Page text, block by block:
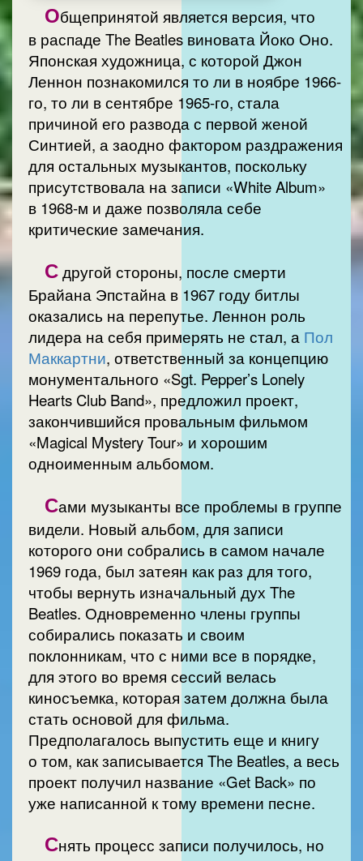
Общепринятой является версия, что
в распаде The Beatles виновата Йоко Оно.
Японская художница, с которой Джон
Леннон познакомился то ли в ноябре 1966-
го, то ли в сентябре 1965-го, стала
причиной его развода с первой женой
Синтией, а заодно фактором раздражения
для остальных музыкантов, поскольку
присутствовала на записи «White Album»
в 1968-м и даже позволяла себе
критические замечания.
Сдругой стороны, после смерти
Брайана Эпстайна в 1967 году битлы
оказались на перепутье. Леннон роль
лидера на себя примерять не стал, а Пол
Маккартни, ответственный за концепцию
монументального «Sgt. Pepper’s Lonely
Hearts Club Band», предложил проект,
закончившийся провальным фильмом
«Magical Mystery Tour» и хорошим
одноименным альбомом.
Сами музыканты все проблемы в группе
видели. Новый альбом, для записи
которого они собрались в самом начале
1969 года, был затеян как раз для того,
чтобы вернуть изначальный дух The
Beatles. Одновременно члены группы
собирались показать и своим
поклонникам, что с ними все в порядке,
для этого во время сессий велась
киносъемка, которая затем должна была
стать основой для фильма.
Предполагалось выпустить еще и книгу
о том, как записывается The Beatles, а весь
проект получил название «Get Back» по
уже написанной к тому времени песне.
Снять процесс записи получилось, но